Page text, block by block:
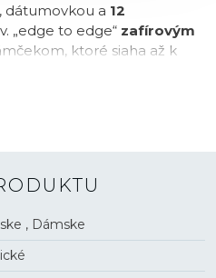
dátumovkou a 12
„edge to edge“ zafírovým
ktoré siaha až k
hodiniek zaisťuje
, Dámske